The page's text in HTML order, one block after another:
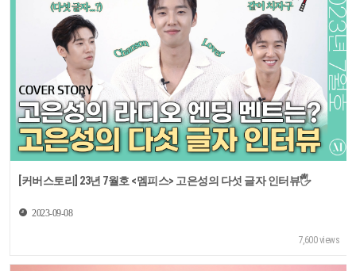
[커버스토리] 23년 7월호 <멤피스> 고은성의 다섯 글자 인터뷰🖐
2023-09-08
7,600 views